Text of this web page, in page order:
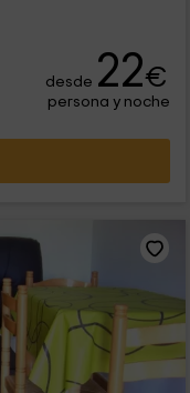
desde 22€
persona y noche